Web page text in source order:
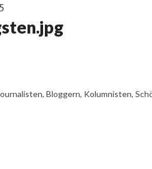
Bloggern, Kolumnisten,